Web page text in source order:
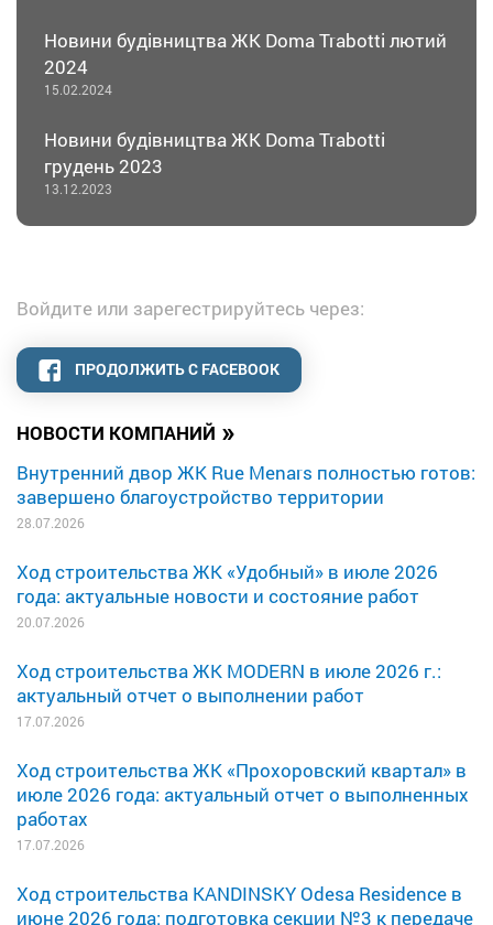
НОВОСТИ КОМПАНИЙ »
Внутренний двор ЖК Rue Menars полностью готов:
завершено благоустройство территории
28.07.2026
Ход строительства ЖК «Удобный» в июле 2026
года: актуальные новости и состояние работ
20.07.2026
Ход строительства ЖК MODERN в июле 2026 г.:
актуальный отчет о выполнении работ
17.07.2026
Ход строительства ЖК «Прохоровский квартал» в
июле 2026 года: актуальный отчет о выполненных
работах
17.07.2026
Ход строительства KANDINSKY Odesa Residence в
июне 2026 года: подготовка секции №3 к передаче
Новини будівництва ЖК Doma Trabotti лютий
202​​​​​​4
15.02.2024
Новини будівництва ЖК Doma Trabotti
грудень 202​​​​​​3
13.12.2023
Войдите или зарегестрируйтесь через:
ПРОДОЛЖИТЬ С FACEBOOK